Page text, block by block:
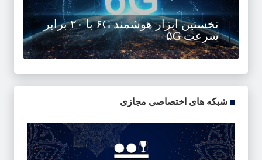
نخستین ابزار هوشمند ۶G با ۲۰ برابر
سرعت ۵G
شبکه های اختصاصی مجازی